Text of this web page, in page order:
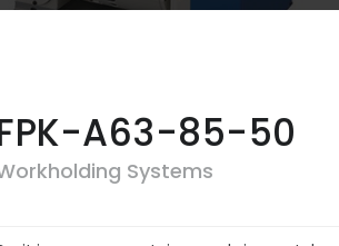
A63-85-50
Systems